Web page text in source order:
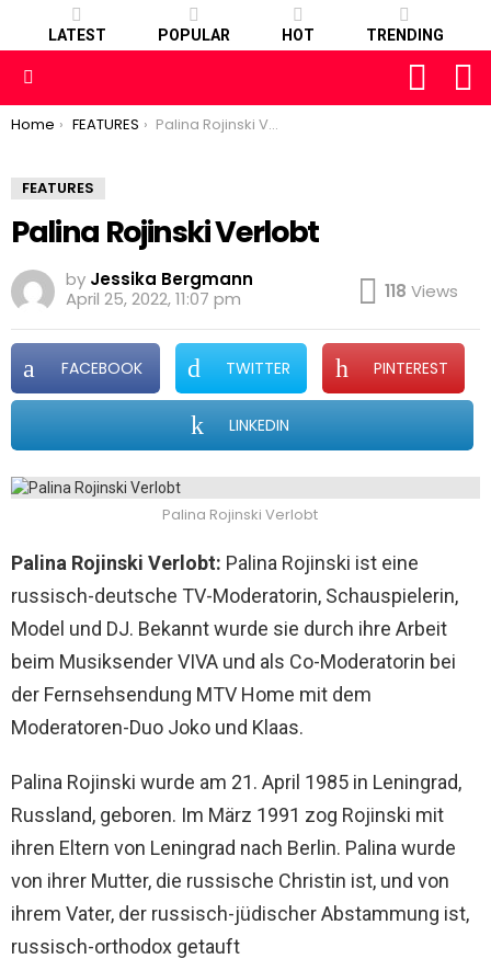
LATEST POPULAR HOT TRENDING
FOLLOW
You are here:
Home FEATURES Palina Rojinski Verlobt
FEATURES
Palina Rojinski Verlobt
by Jessika Bergmann
April 25, 2022, 11:07 pm
118 Views
FACEBOOK TWITTER PINTEREST
LINKEDIN
Palina Rojinski Verlobt
Palina Rojinski Verlobt: Palina Rojinski ist eine
russisch-deutsche TV-Moderatorin, Schauspielerin,
Model und DJ. Bekannt wurde sie durch ihre Arbeit
beim Musiksender VIVA und als Co-Moderatorin bei
der Fernsehsendung MTV Home mit dem
Moderatoren-Duo Joko und Klaas.
Palina Rojinski wurde am 21. April 1985 in Leningrad,
Russland, geboren. Im März 1991 zog Rojinski mit
ihren Eltern von Leningrad nach Berlin. Palina wurde
von ihrer Mutter, die russische Christin ist, und von
ihrem Vater, der russisch-jüdischer Abstammung ist,
russisch-orthodox getauft